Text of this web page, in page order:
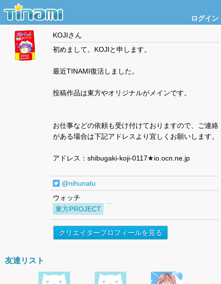
ログイン
KOJIさん
初めまして。KOJIと申します。
最近TINAMI復活しました。
投稿作品は東方やオリジナルがメインです。
お仕事などの依頼も受け付けておりますので、ご連絡
がある場合は下記アドレスより宜しくお願いします。
アドレス：shibugaki-koji-0117★io.ocn.ne.jp
@nihunatu
ウォッチ
東方PROJECT
クリエイタープロフィールを見る
友達リスト